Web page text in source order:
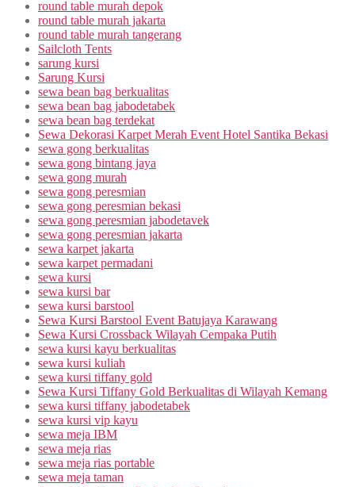
round table murah depok
round table murah jakarta
round table murah tangerang
Sailcloth Tents
sarung kursi
Sarung Kursi
sewa bean bag berkualitas
sewa bean bag jabodetabek
sewa bean bag terdekat
Sewa Dekorasi Karpet Merah Event Hotel Santika Bekasi
sewa gong berkualitas
sewa gong bintang jaya
sewa gong murah
sewa gong peresmian
sewa gong peresmian bekasi
sewa gong peresmian jabodetavek
sewa gong peresmian jakarta
sewa karpet jakarta
sewa karpet permadani
sewa kursi
sewa kursi bar
sewa kursi barstool
Sewa Kursi Barstool Event Batujaya Karawang
Sewa Kursi Crossback Wilayah Cempaka Putih
sewa kursi kayu berkualitas
sewa kursi kuliah
sewa kursi tiffany gold
Sewa Kursi Tiffany Gold Berkualitas di Wilayah Kemang
sewa kursi tiffany jabodetabek
sewa kursi vip kayu
sewa meja IBM
sewa meja rias
sewa meja rias portable
sewa meja taman